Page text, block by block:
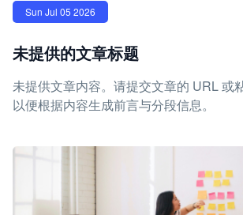
Sun Jul 05 2026
未提供的文章标题
未提供文章内容。请提交文章的 URL 或
以便根据内容生成前言与分段信息。